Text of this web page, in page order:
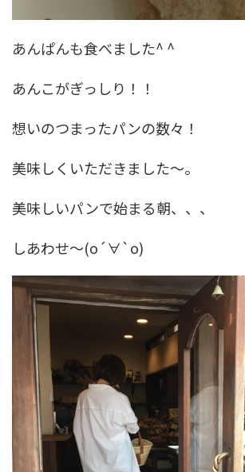
あんぱんも食べました^ ^
あんこがぎっしり！！
想いのつまったパンの数々！
美味しくいただきました〜。
美味しいパンで始まる朝、、、
しあわせ〜(о´∀`о)